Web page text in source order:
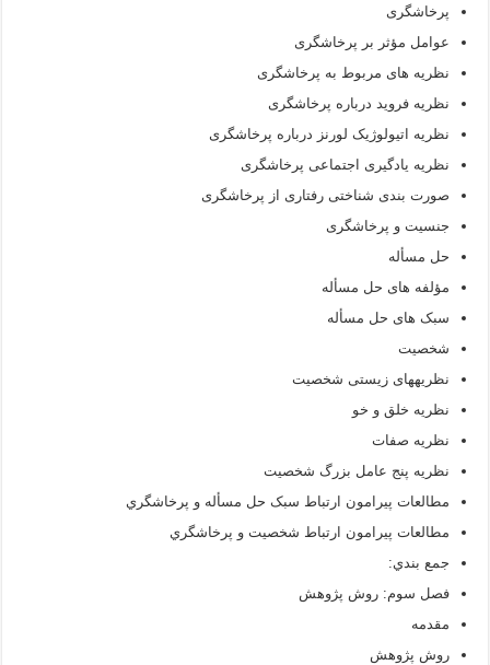
پرخاشگری
عوامل مؤثر بر پرخاشگری
نظریه های مربوط به پرخاشگری
نظریه فروید درباره پرخاشگری
نظریه اتیولوژیک لورنز درباره پرخاشگری
نظریه یادگیری اجتماعی پرخاشگری
صورت بندی شناختی رفتاری از پرخاشگری
جنسیت و پرخاشگری
حل مسأله
مؤلفه های حل مسأله
سبک های حل مسأله
شخصیت
نظریه­های زیستی شخصیت
نظریه خلق و خو
نظریه صفات
نظریه پنج عامل بزرگ شخصیت
مطالعات پيرامون ارتباط سبک حل مسأله و پرخاشگري
مطالعات پيرامون ارتباط شخصیت و پرخاشگري
جمع بندي:
فصل سوم: روش پژوهش
مقدمه
روش پژوهش